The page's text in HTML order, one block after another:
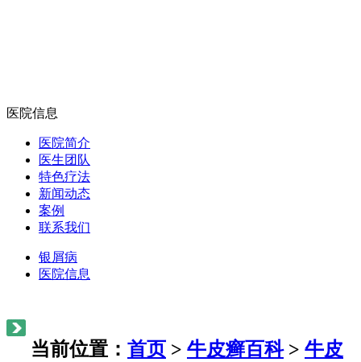
医院信息
医院简介
医生团队
特色疗法
新闻动态
案例
联系我们
银屑病
医院信息
当前位置： 首页 > 牛皮癣百科> 牛皮